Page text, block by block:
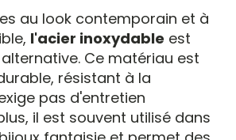
au look contemporain et à
l'acier inoxydable est
Ce matériau est
résistant à la
pas d'entretien
il est souvent utilisé dans